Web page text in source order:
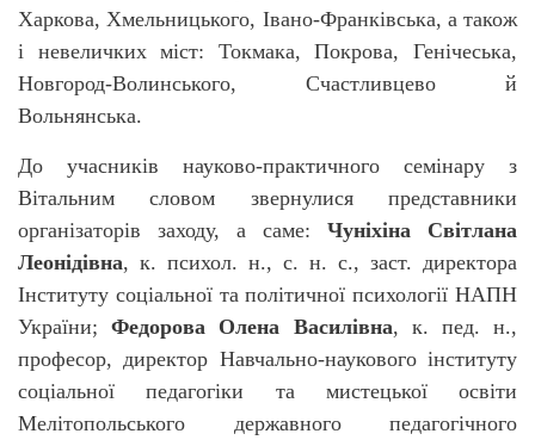
Харкова, Хмельницького, Івано-Франківська, а також
і невеличких міст: Токмака, Покрова, Генічеська,
Новгород-Волинського, Счастливцево й
Вольнянська.
До учасників науково-практичного семінару з
Вітальним словом звернулися представники
організаторів заходу, а саме: Чуніхіна Світлана
Леонідівна, к. психол. н., с. н. с., заст. директора
Інституту соціальної та політичної психології НАПН
України;Федорова Олена Василівна, к. пед. н.,
професор, директор Навчально-наукового інституту
соціальної педагогіки та мистецької освіти
Мелітопольського державного педагогічного